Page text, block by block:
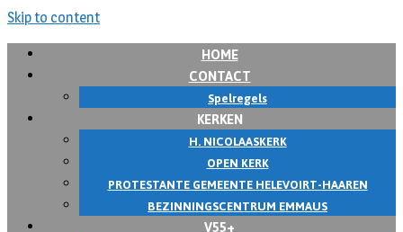
Skip to content
HOME
CONTACT
Spelregels
KERKEN
H. NICOLAASKERK
OPEN KERK
PROTESTANTE GEMEENTE HELEVOIRT-HAAREN
BEZINNINGSCENTRUM EMMAUS
V55+